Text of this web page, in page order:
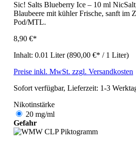
Sic! Salts Blueberry Ice – 10 ml
Blaubeere mit kühler Frische, sanft im
Pod/MTL.
8,90 €*
Inhalt: 0.01 Liter(890,00 €* / 1 Liter)
Preise inkl. MwSt. zzgl. Versandkosten
Sofort verfügbar, Lieferzeit: 1-3
Nikotinstärke
20 mg/ml
Gefahr